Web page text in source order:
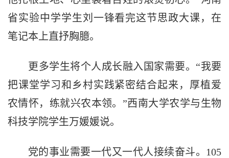
省实验中学学生刘一锋看完这节思政大课，在
笔记本上直抒胸臆。
更多学生将个人成长融入国家需要。“我要
把课堂学习和乡村实践紧密结合起来，厚植爱
农情怀，练就兴农本领。”西南大学农学与生物
科技学院学生万媛媛说。
党的事业需要一代又一代人接续奋斗。105